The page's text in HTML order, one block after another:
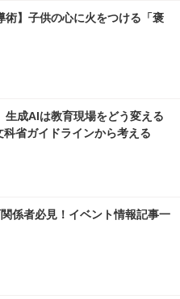
術】子供の心に火をつける「褒
生成AIは教育現場をどう変える
省ガイドラインから考える
関係者必見！イベント情報記事一